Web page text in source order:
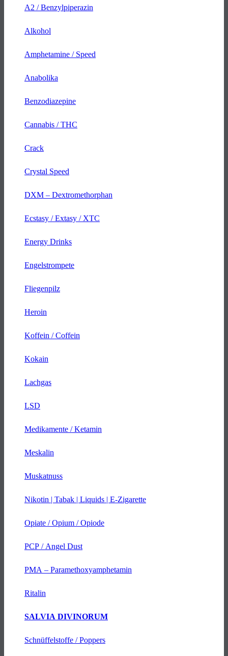
A2 / Benzylpiperazin
Alkohol
Amphetamine / Speed
Anabolika
Benzodiazepine
Cannabis / THC
Crack
Crystal Speed
DXM – Dextromethorphan
Ecstasy / Extasy / XTC
Energy Drinks
Engelstrompete
Fliegenpilz
Heroin
Koffein / Coffein
Kokain
Lachgas
LSD
Medikamente / Ketamin
Meskalin
Muskatnuss
Nikotin | Tabak | Liquids | E-Zigarette
Opiate / Opium / Opiode
PCP / Angel Dust
PMA – Paramethoxyamphetamin
Ritalin
SALVIA DIVINORUM
Schnüffelstoffe / Poppers